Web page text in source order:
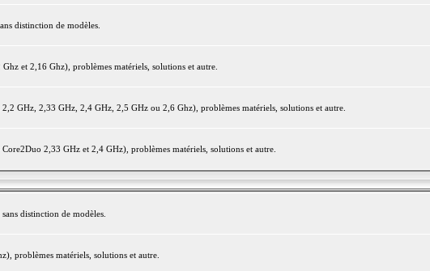
distinction de modèles.
et 2,16 Ghz), problèmes matériels, solutions et autre.
GHz, 2,33 GHz, 2,4 GHz, 2,5 GHz ou 2,6 Ghz), problèmes matériels, solutions et autre.
2,33 GHz et 2,4 GHz), problèmes matériels, solutions et autre.
distinction de modèles.
problèmes matériels, solutions et autre.